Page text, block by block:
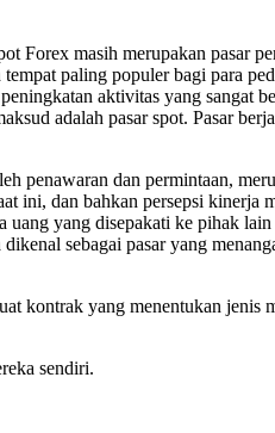
Forex masih merupakan pasar
paling populer bagi para
aktivitas yang sangat
adalah pasar spot. Pasar
penawaran dan permintaan,
ini, dan bahkan persepsi kinerja
yang disepakati ke pihak
sebagai pasar yang
kontrak yang menentukan jenis
sendiri.